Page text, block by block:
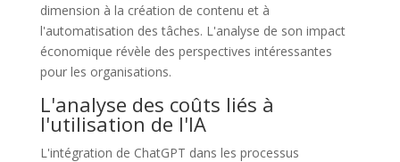
dimension à la création de contenu et à
l'automatisation des tâches. L'analyse de son impact
économique révèle des perspectives intéressantes
pour les organisations.
L'analyse des coûts liés à
l'utilisation de l'IA
L'intégration de ChatGPT dans les processus